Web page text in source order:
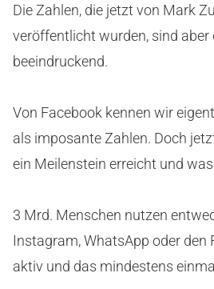
Die Zahlen, die jetzt von Mark
veröffentlicht wurden, sind aber
beeindruckend.
Von Facebook kennen wir
als imposante Zahlen. Doch
ein Meilenstein erreicht und
3 Mrd. Menschen nutzen
Instagram, WhatsApp oder den
aktiv und das mindestens